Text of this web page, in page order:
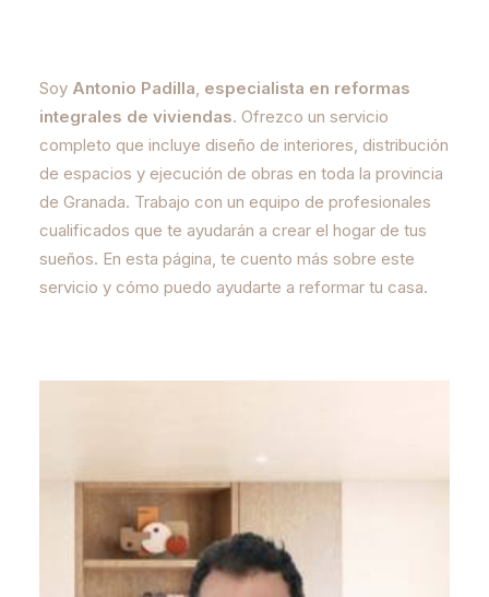
Soy Antonio Padilla, especialista en reformas
integrales de viviendas. Ofrezco un servicio
completo que incluye diseño de interiores, distribución
de espacios y ejecución de obras en toda la provincia
de Granada. Trabajo con un equipo de profesionales
cualificados que te ayudarán a crear el hogar de tus
sueños. En esta página, te cuento más sobre este
servicio y cómo puedo ayudarte a reformar tu casa.